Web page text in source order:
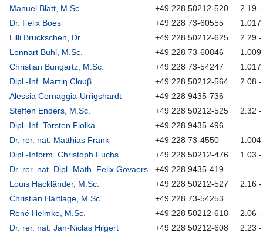
Manuel Blatt, M.Sc.
+49 228 50212-520
2.19
Dr. Felix Boes
+49 228 73-60555
1.017
Lilli Bruckschen, Dr.
+49 228 50212-625
2.29
Lennart Buhl, M.Sc.
+49 228 73-60846
1.009
Christian Bungartz, M.Sc.
+49 228 73-54247
1.017
Dipl.-Inf. Μагτіη Сlαυβ
+49 228 50212-564
2.08
Alessia Cornaggia-Urrigshardt
+49 228 9435-736
Steffen Enders, M.Sc.
+49 228 50212-525
2.32
Dipl.-Inf. Torsten Fiolka
+49 228 9435-496
Dr. rer. nat. Matthias Frank
+49 228 73-4550
1.004
Dipl.-Inform. Christoph Fuchs
+49 228 50212-476
1.03
Dr. rer. nat. Dipl.-Math. Felix Govaers
+49 228 9435-419
Louis Hackländer, M.Sc.
+49 228 50212-527
2.16
Christian Hartlage, M.Sc.
+49 228 73-54253
René Helmke, M.Sc.
+49 228 50212-618
2.06
Dr. rer. nat. Jan-Niclas Hilgert
+49 228 50212-608
2.23